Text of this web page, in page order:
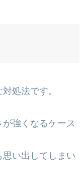
処法です。
強くなるケース
い出してしまい